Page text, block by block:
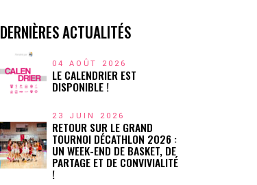
DERNIÈRES ACTUALITÉS
04 AOÛT 2026
LE CALENDRIER EST
DISPONIBLE !
23 JUIN 2026
RETOUR SUR LE GRAND
TOURNOI DÉCATHLON 2026 :
UN WEEK-END DE BASKET, DE
PARTAGE ET DE CONVIVIALITÉ
!